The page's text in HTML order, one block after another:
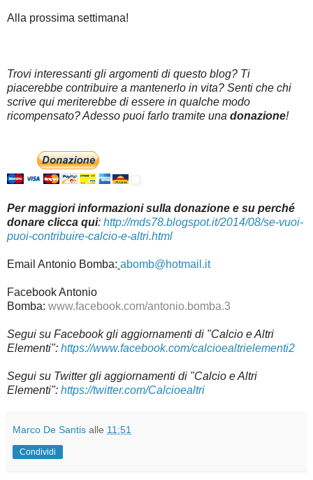
Alla prossima settimana!
Trovi interessanti gli argomenti di questo blog? Ti
piacerebbe contribuire a mantenerlo in vita? Senti che chi
scrive qui meriterebbe di essere in qualche modo
ricompensato? Adesso puoi farlo tramite una donazione!
Per maggiori informazioni sulla donazione e su perché
donare clicca qui: http://mds78.blogspot.it/2014/08/se-vuoi-
puoi-contribuire-calcio-e-altri.html
Email Antonio Bomba: abomb@hotmail.it
Facebook Antonio
Bomba: www.facebook.com/antonio.bomba.3
Segui su Facebook gli aggiornamenti di "Calcio e Altri
Elementi": https://www.facebook.com/calcioealtrielementi2
Segui su Twitter gli aggiornamenti di "Calcio e Altri
Elementi": https://twitter.com/Calcioealtri
Marco De Santis alle 11:51
Condividi